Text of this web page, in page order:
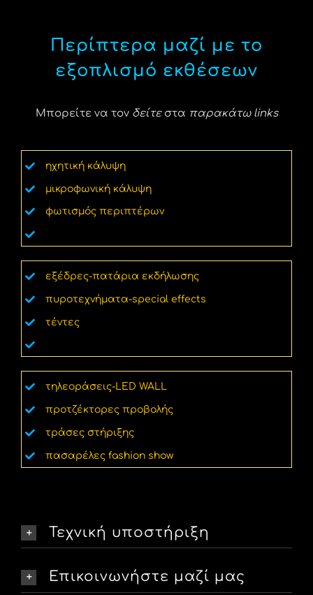
Περίπτερα μαζί με το
εξοπλισμό εκθέσεων
Μπορείτε να τον δείτεστα παρακάτω links
ηχητική κάλυψη
μικροφωνική κάλυψη
φωτισμός περιπτέρων
εξέδρες-πατάρια εκδήλωσης
πυροτεχνήματα-special effects
τέντες
τηλεοράσεις-LED WALL
προτζέκτορες προβολής
τράσες στήριξης
πασαρέλες fashion show
Τεχνική υποστήριξη
Επικοινωνήστε μαζί μας